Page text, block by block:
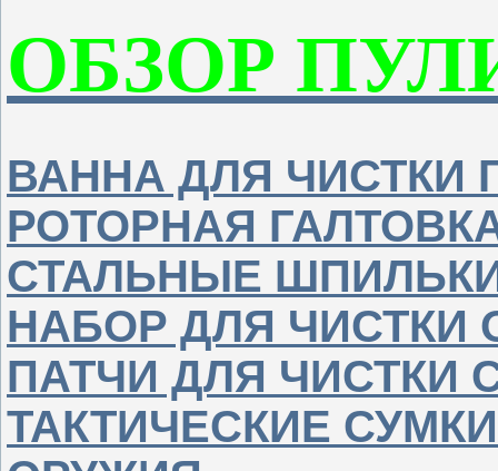
ОБЗОР
ВАННА ДЛЯ ЧИСТКИ
РОТОРНАЯ
СТАЛЬНЫЕ
НАБОР ДЛЯ ЧИСТКИ
ПАТЧИ ДЛЯ ЧИСТКИ
ТАКТИЧЕСКИЕ